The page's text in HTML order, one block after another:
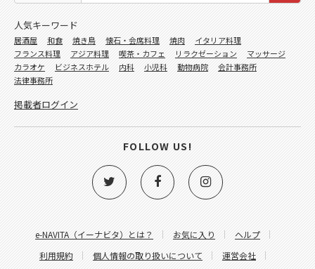
e-NAVITA（イーナビタ）とは？ お気に入り
ヘルプ
利用規約
個人情報の取り扱いについて 運営会社
人気キーワード
居酒屋 和食 焼き鳥 懐石・会席料理 焼肉
イタリア料理
フランス料理
アジア料理 喫茶・カフェ リラクゼーション
マッサージ
カラオケ
ビジネスホテル 内科 小児科 動物病院
会計事務所
法律事務所
掲載者ログイン
FOLLOW US!